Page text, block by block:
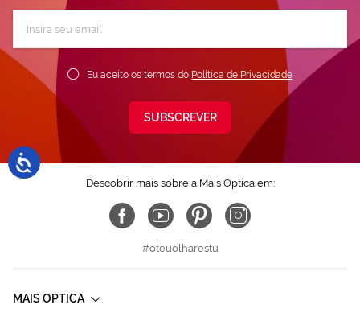
Newsletter:
Eu aceito os termos do Política de Privacidade
SUBSCREVER
Descobrir mais sobre a Mais Optica em:
#oteuolharestu
MAIS OPTICA